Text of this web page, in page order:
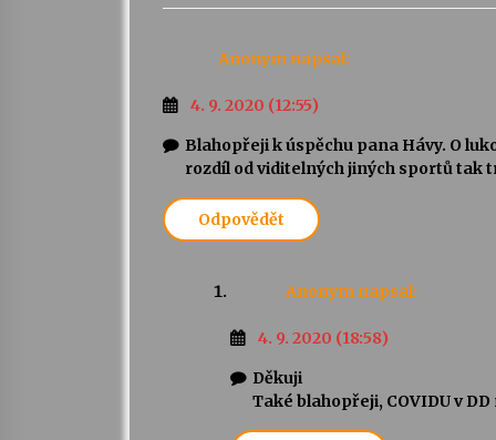
Anonym napsal:
4. 9. 2020 (12:55)
Blahopřeji k úspěchu pana Hávy. O
rozdíl od viditelných jiných sportů tak
Odpovědět
Anonym napsal:
4. 9. 2020 (18:58)
Děkuji
Také blahopřeji, COVIDU v